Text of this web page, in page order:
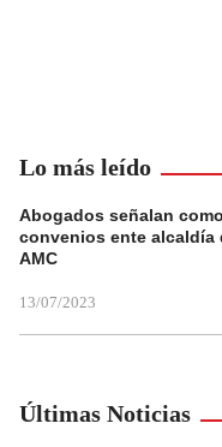
Lo más leído
Abogados señalan
convenios ente alcaldía
AMC
13/07/2023
Últimas Noticias